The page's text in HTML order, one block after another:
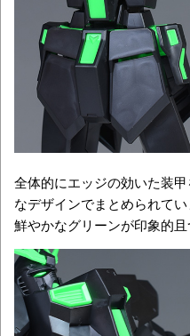
全体的にエッジの効いた装
なデザインでまとめられて
鮮やかなグリーンが印象的且